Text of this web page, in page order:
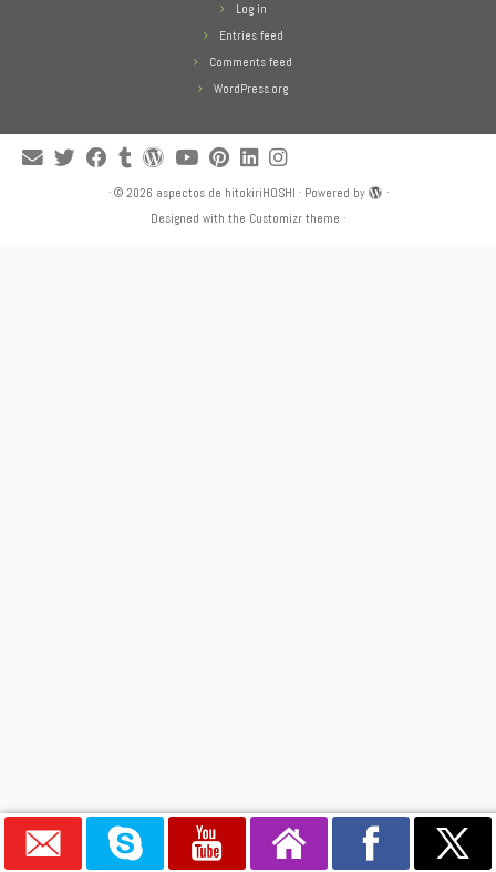
Log in
Entries feed
Comments feed
WordPress.org
· © 2026 aspectos de hitokiriHOSHI · Powered by
·
Designed with the Customizr theme ·